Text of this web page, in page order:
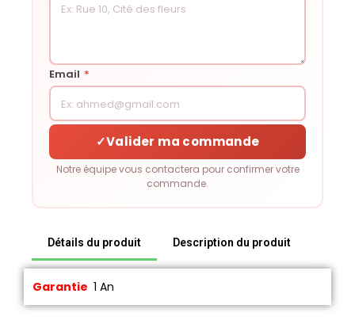
Email *
✓Valider ma commande
Notre équipe vous contactera pour confirmer votre
commande.
Détails du produit Description du produit
Garantie 1 An